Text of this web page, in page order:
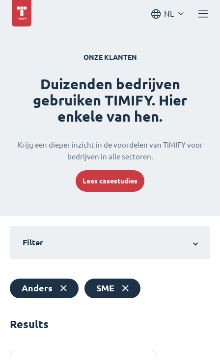
NL
ONZE KLANTEN
Duizenden bedrijven
gebruiken TIMIFY. Hier
enkele van hen.
Krijg een dieper inzicht in de voordelen van TIMIFY voor
bedrijven in alle sectoren.
Lees casestudies
Filter
Anders SME
Results